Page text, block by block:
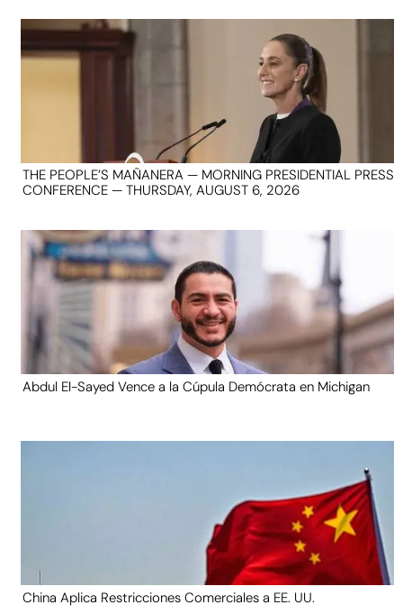
THE PEOPLE’S MAÑANERA — MORNING PRESIDENTIAL PRESS
CONFERENCE — THURSDAY, AUGUST 6, 2026
Abdul El-Sayed Vence a la Cúpula Demócrata en Michigan
China Aplica Restricciones Comerciales a EE. UU.